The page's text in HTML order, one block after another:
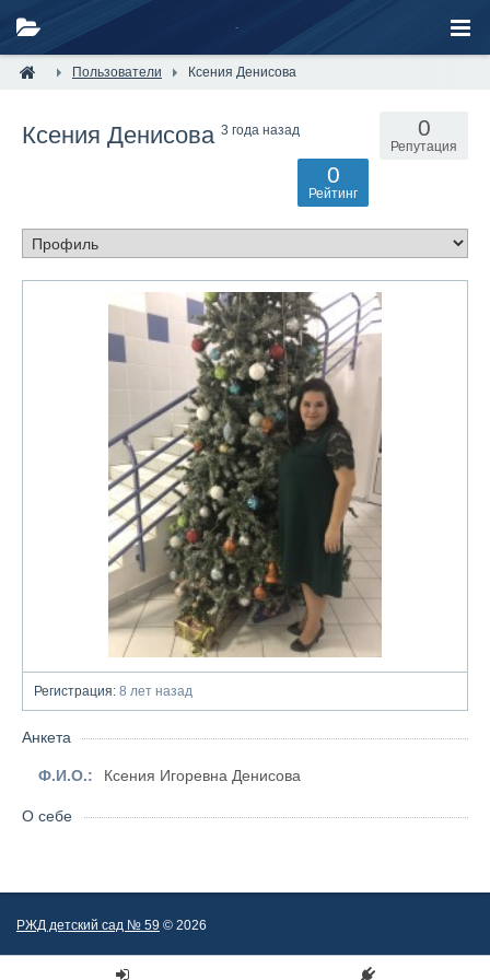
Пользователи Ксения Денисова
Ксения Денисова 3 года назад 0
Репутация
0
Рейтинг
Регистрация: 8 лет назад
Анкета
Ф.И.О.: Ксения Игоревна Денисова
О себе
РЖД детский сад № 59 © 2026